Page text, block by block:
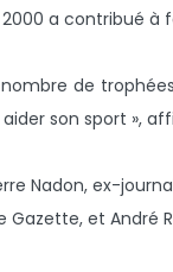
a contribué
de
son sport »,
Nadon, ex-
et André